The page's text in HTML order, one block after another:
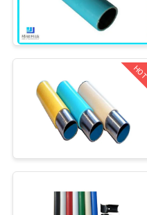
관
희
알루미
크롬 관
HOT